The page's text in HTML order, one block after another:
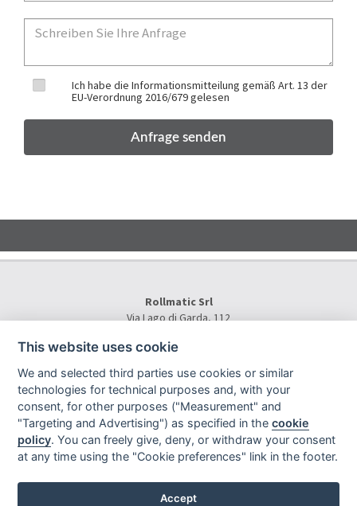
Ich habe die Informationsmitteilung gemäß Art. 13 der
EU-Verordnung 2016/679 gelesen
Rollmatic Srl
Via Lago di Garda, 112
Tel.+39 0445 577000
E-Mail:
info@rollmatic.com
VAT Number: 03391250242
C.F. e N. Registro Imprese: 03391250242
Rollmatic Srl © 2026 - All Rights Reserved
This website uses cookie
We and selected third parties use cookies or similar
technologies for technical purposes and, with your
consent, for other purposes ("Measurement" and
"Targeting and Advertising") as specified in thecookie
policy. You can freely give, deny, or withdraw your consent
at any time using the "Cookie preferences" link in the footer.
Accept